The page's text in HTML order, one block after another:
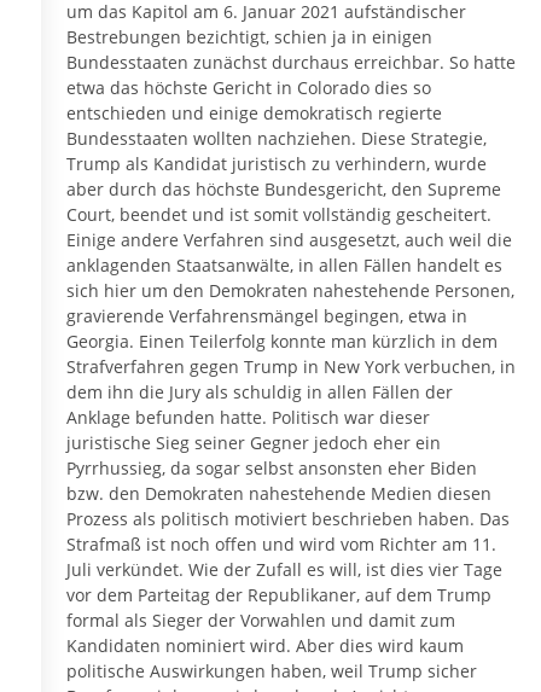
um das Kapitol am 6. Januar 2021 aufständischer
Bestrebungen bezichtigt, schien ja in einigen
Bundesstaaten zunächst durchaus erreichbar. So hatte
etwa das höchste Gericht in Colorado dies so
entschieden und einige demokratisch regierte
Bundesstaaten wollten nachziehen. Diese Strategie,
Trump als Kandidat juristisch zu verhindern, wurde
aber durch das höchste Bundesgericht, den Supreme
Court, beendet und ist somit vollständig gescheitert.
Einige andere Verfahren sind ausgesetzt, auch weil die
anklagenden Staatsanwälte, in allen Fällen handelt es
sich hier um den Demokraten nahestehende Personen,
gravierende Verfahrensmängel begingen, etwa in
Georgia. Einen Teilerfolg konnte man kürzlich in dem
Strafverfahren gegen Trump in New York verbuchen, in
dem ihn die Jury als schuldig in allen Fällen der
Anklage befunden hatte. Politisch war dieser
juristische Sieg seiner Gegner jedoch eher ein
Pyrrhussieg, da sogar selbst ansonsten eher Biden
bzw. den Demokraten nahestehende Medien diesen
Prozess als politisch motiviert beschrieben haben. Das
Strafmaß ist noch offen und wird vom Richter am 11.
Juli verkündet. Wie der Zufall es will, ist dies vier Tage
vor dem Parteitag der Republikaner, auf dem Trump
formal als Sieger der Vorwahlen und damit zum
Kandidaten nominiert wird. Aber dies wird kaum
politische Auswirkungen haben, weil Trump sicher